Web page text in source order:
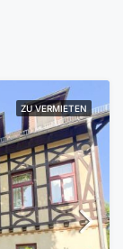
ZU VERMIETEN